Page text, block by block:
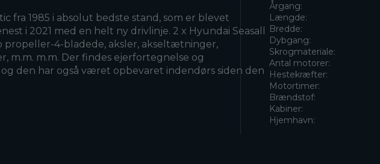
fra 1985 i absolut bedste stand, som er blevet
i 2021 med en helt ny drivlinje. 2 x Hyundai Seasall
propeller-4-bladede, aksler, akseltætninger,
m.m. m.m. Der findes ejerfortegnelse og
den har også været opbevaret indendørs siden den
Årgang:
Længde:
Bredde:
Dybgang:
Skrogmateriale:
Antal motorer:
Hestekræfter:
Motortimer:
Brændstof:
Kabiner:
Hjemhavn: